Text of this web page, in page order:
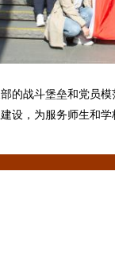
战斗堡垒和党员模
设，为服务师生和